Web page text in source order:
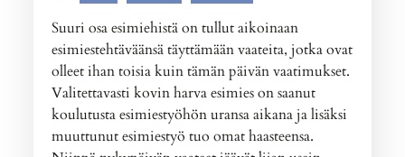
Suuri osa esimiehistä on tullut aikoinaan
esimiestehtäväänsä täyttämään vaateita, jotka ovat
olleet ihan toisia kuin tämän päivän vaatimukset.
Valitettavasti kovin harva esimies on saanut
koulutusta esimiestyöhön uransa aikana ja lisäksi
muuttunut esimiestyö tuo omat haasteensa.